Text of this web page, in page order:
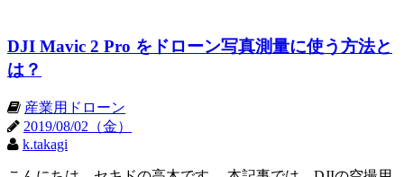
DJI Mavic 2 Pro をドローン写真測量に使う方法と
は？
産業用ドローン
2019/08/02（金）
k.takagi